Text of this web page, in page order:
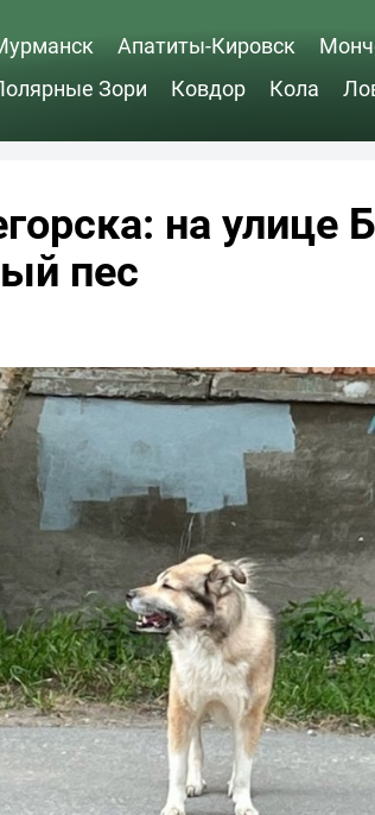
Апатиты-Кировск
Зори
Ковдор Кола
на улице
пес